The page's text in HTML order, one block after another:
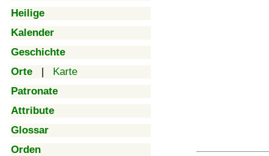
Heilige
Kalender
Geschichte
Orte | Karte
Patronate
Attribute
Glossar
Orden